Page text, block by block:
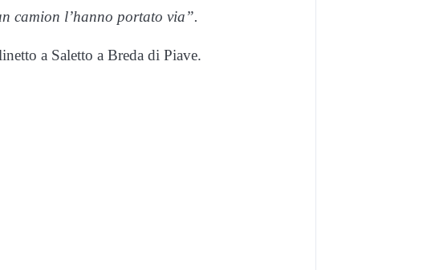
camion l’hanno portato via”.
a Saletto a Breda di Piave.